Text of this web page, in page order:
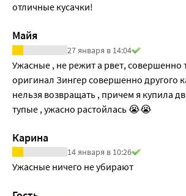
отличные кусачки!
Майя
27 января в 14:04
Ужасные , не режит а рвет, совершенно
оригинал Зингер совершенно другого
нельзя возвращать , причем я купила
тупые , ужасно растойлась 😭😭
Карина
14 января в 10:26
Ужасные ничего не убирают